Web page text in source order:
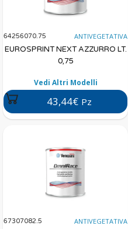
64256070.75 ANTIVEGETATIVA
EUROSPRINT NEXT AZZURRO LT.
0,75
Vedi Altri Modelli
43,44€ Pz
67307082.5 ANTIVEGETATIVA